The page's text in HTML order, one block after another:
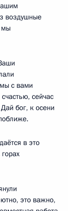
воздушные
мы
с вами
сейчас
бог, к осени
в это
это важно,